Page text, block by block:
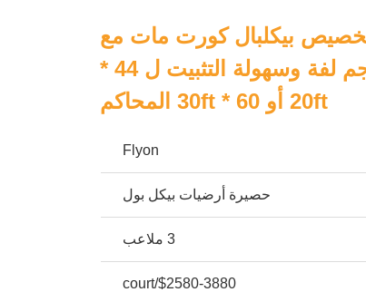
بيكلبال كورت مات مع
215.23 مربع قدم حجم لفة وسهولة التثبيت ل 44 *
20ft أو 60 * 30ft المحاكم
Flyon
حصيرة أرضيات بيكل بول
3 ملاعب
$2580-3880/court